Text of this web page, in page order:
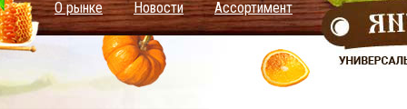
О рынке Новости Ассортимент